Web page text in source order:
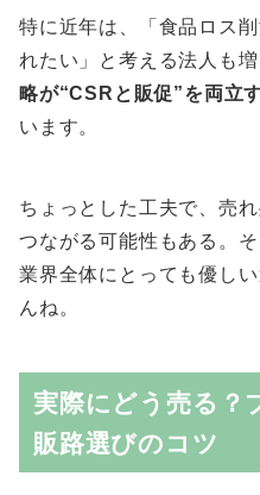
特に近年は、「食品ロス
れたい」と考える法人も増
略が“CSRと販促”を両立
います。
ちょっとした工夫で、売
つながる可能性もある。
業界全体にとっても優し
んね。
実際にどう売る？
販路選びのコツ